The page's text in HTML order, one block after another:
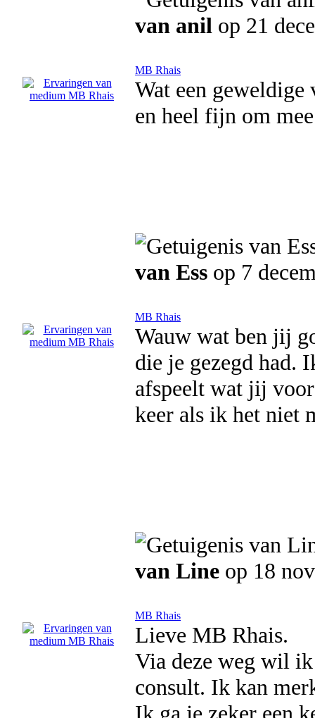
van anil op 21
MB Rhais
Wat een geweldige
en heel fijn om
van Ess op 7
MB Rhais
Wauw wat ben jij
die je gezegd had.
afspeelt wat jij
keer als ik het niet
van Line op 18
MB Rhais
Lieve MB Rhais.
Via deze weg wil
consult. Ik kan